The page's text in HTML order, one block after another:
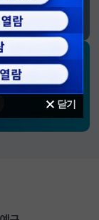
닫기
그램